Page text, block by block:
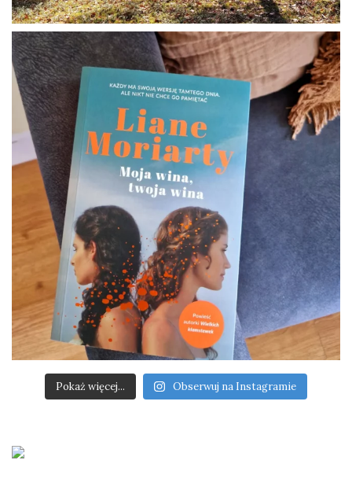
Pokaż więcej... Obserwuj na Instagramie